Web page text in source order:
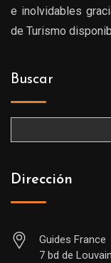
e inolvidables
de Turismo
Buscar
Dirección
Guides France
7 bd de Louvain